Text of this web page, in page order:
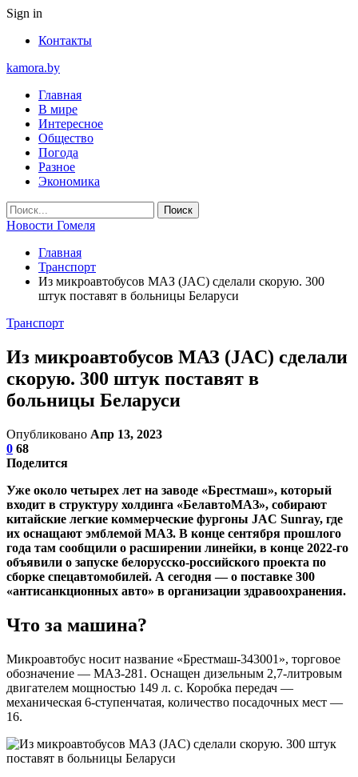
Sign in
Контакты
kamora.by
Главная
В мире
Интересное
Общество
Погода
Разное
Экономика
Новости Гомеля
Главная
Транспорт
Из микроавтобусов МАЗ (JAC) сделали скорую. 300
штук поставят в больницы Беларуси
Транспорт
Из микроавтобусов МАЗ (JAC) сделали
скорую. 300 штук поставят в
больницы Беларуси
Опубликовано Апр 13, 2023
0 68
Поделится
Уже около четырех лет на заводе «Брестмаш», который
входит в структуру холдинга «БелавтоМАЗ», собирают
китайские легкие коммерческие фургоны JAC Sunray, где
их оснащают эмблемой МАЗ. В конце сентября прошлого
года там сообщили о расширении линейки, в конце 2022-го
объявили о запуске белорусско-российского проекта по
сборке спецавтомобилей. А сегодня — о поставке 300
«антисанкционных авто» в организации здравоохранения.
Что за машина?
Микроавтобус носит название «Брестмаш-343001», торговое
обозначение — МАЗ-281. Оснащен дизельным 2,7-литровым
двигателем мощностью 149 л. с. Коробка передач —
механическая 6-ступенчатая, количество посадочных мест —
16.